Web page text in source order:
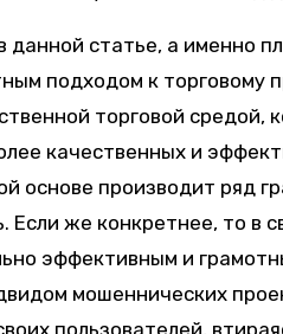
данной статье, а именно
подходом к торговому
торговой
качественных и
основе производит ряд
же конкретнее, то в
эффективным и
мошеннических
пользователей,